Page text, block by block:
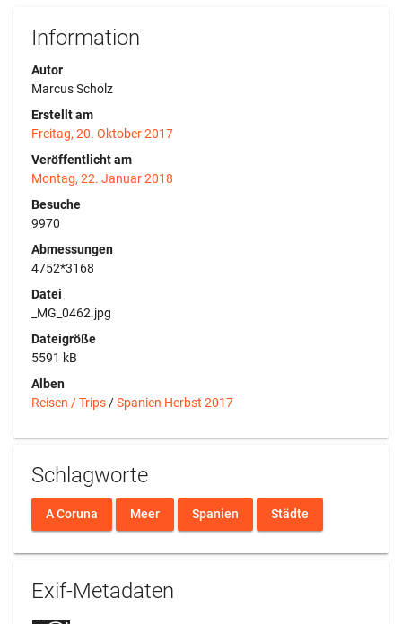
Information
Autor
Marcus Scholz
Erstellt am
Freitag, 20. Oktober 2017
Veröffentlicht am
Montag, 22. Januar 2018
Besuche
9970
Abmessungen
4752*3168
Datei
_MG_0462.jpg
Dateigröße
5591 kB
Alben
Reisen / Trips /Spanien Herbst 2017
Schlagworte
A Coruna Meer Spanien Städte
Exif-Metadaten